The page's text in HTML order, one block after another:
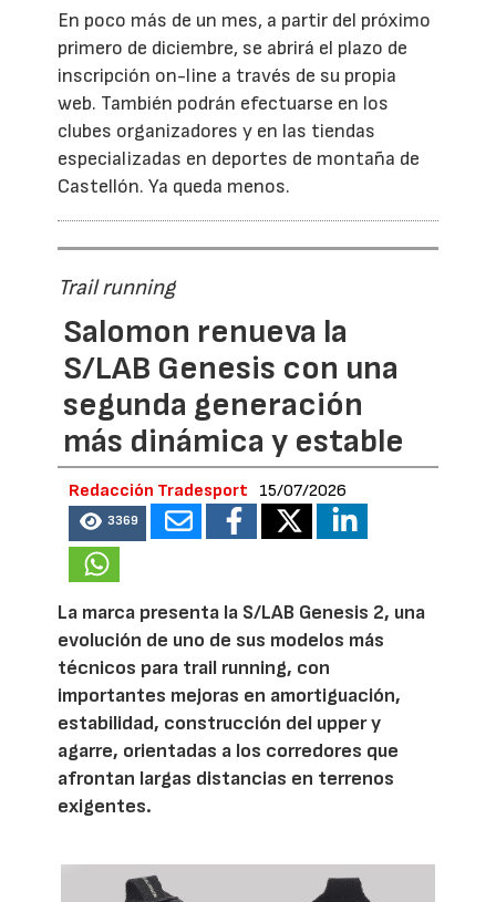
En poco más de un mes, a partir del próximo
primero de diciembre, se abrirá el plazo de
inscripción on-line a través de su propia
web. También podrán efectuarse en los
clubes organizadores y en las tiendas
especializadas en deportes de montaña de
Castellón. Ya queda menos.
Trail running
Salomon renueva la
S/LAB Genesis con una
segunda generación
más dinámica y estable
Redacción Tradesport 15/07/2026
3369
La marca presenta la S/LAB Genesis 2, una
evolución de uno de sus modelos más
técnicos para trail running, con
importantes mejoras en amortiguación,
estabilidad, construcción del upper y
agarre, orientadas a los corredores que
afrontan largas distancias en terrenos
exigentes.